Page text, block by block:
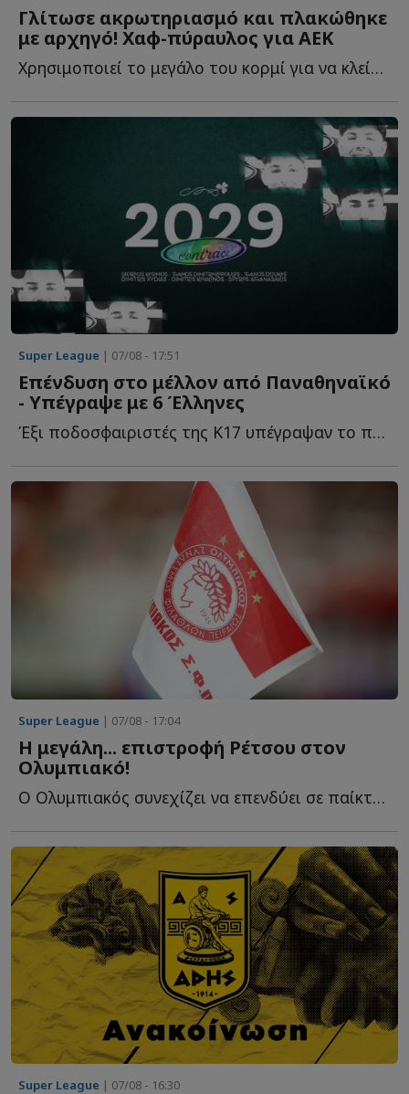
Γλίτωσε ακρωτηριασμό και πλακώθηκε
με αρχηγό! Χαφ-πύραυλος για ΑΕΚ
Χρησιμοποιεί το μεγάλο του κορμί για να κλείσει χώρους, ν...
Super League | 07/08 - 17:51
Επένδυση στο μέλλον από Παναθηναϊκό
- Υπέγραψε με 6 Έλληνες
Έξι ποδοσφαιριστές της Κ17 υπέγραψαν το πρώτο επαγγελματικό σ...
Super League | 07/08 - 17:04
Η μεγάλη... επιστροφή Ρέτσου στον
Ολυμπιακό!
Ο Ολυμπιακός συνεχίζει να επενδύει σε παίκτες που γνωρίζουν κ...
Super League | 07/08 - 16:30